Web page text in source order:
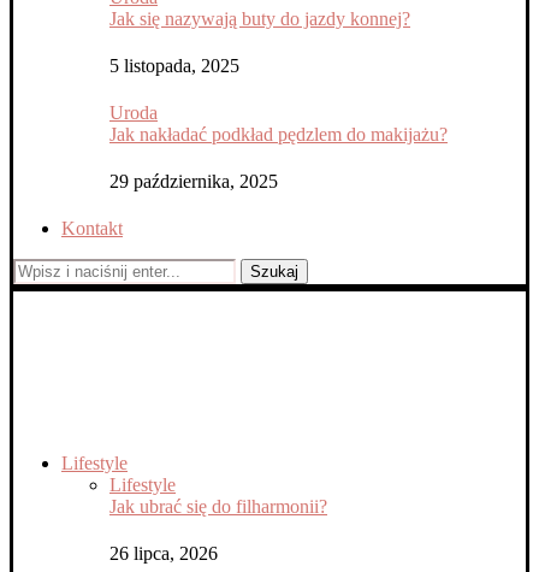
Jak się nazywają buty do jazdy konnej?
5 listopada, 2025
Uroda
Jak nakładać podkład pędzlem do makijażu?
29 października, 2025
Kontakt
Szukaj
Lifestyle
Lifestyle
Jak ubrać się do filharmonii?
26 lipca, 2026